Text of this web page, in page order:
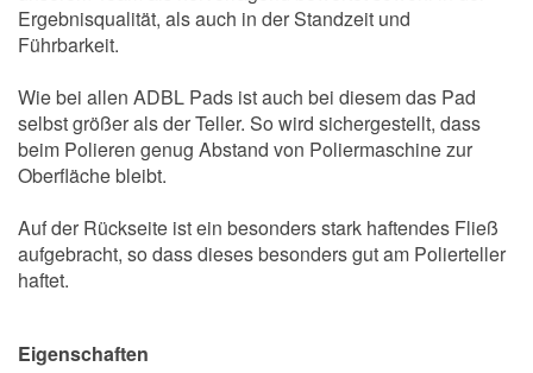
Ergebnisqualität, als auch in der Standzeit und
Führbarkeit.
Wie bei allen ADBL Pads ist auch bei diesem das Pad
selbst größer als der Teller. So wird sichergestellt, dass
beim Polieren genug Abstand von Poliermaschine zur
Oberfläche bleibt.
Auf der Rückseite ist ein besonders stark haftendes Fließ
aufgebracht, so dass dieses besonders gut am Polierteller
haftet.
Eigenschaften